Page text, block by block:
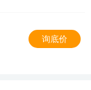
询底价